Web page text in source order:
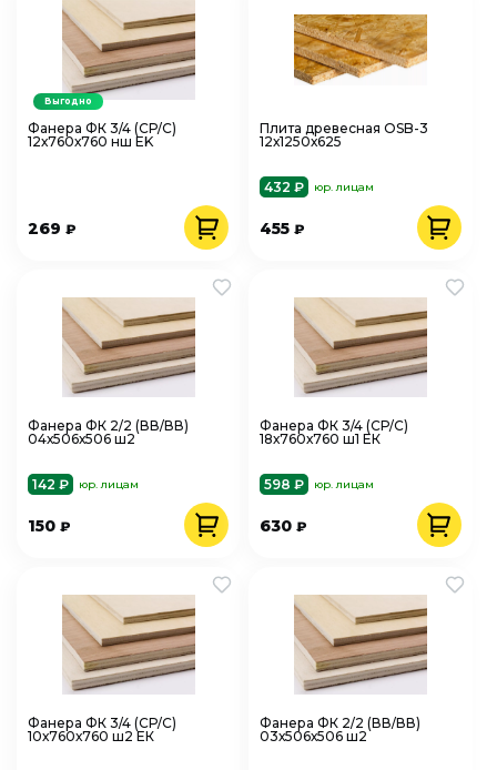
Фанера ФК 3/4 (СР/С)
12х760х760 нш EK
269 ₽
Выгодно
Плита древесная OSB-3
12х1250х625
432 ₽ юр. лицам
455₽
Фанера ФК 2/2 (ВВ/ВВ)
04х506х506 ш2
142 ₽ юр. лицам
150 ₽
Фанера ФК 3/4 (СР/С)
18х760х760 ш1 ЕК
598 ₽ юр. лицам
630₽
Фанера ФК 3/4 (СР/С)
10х760х760 ш2 ЕК
Фанера ФК 2/2 (ВВ/ВВ)
03х506х506 ш2